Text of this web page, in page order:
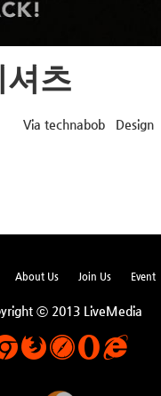
츠
Via technabob Design
About Us Join Us Event
ⓒ 2013 LiveMedia